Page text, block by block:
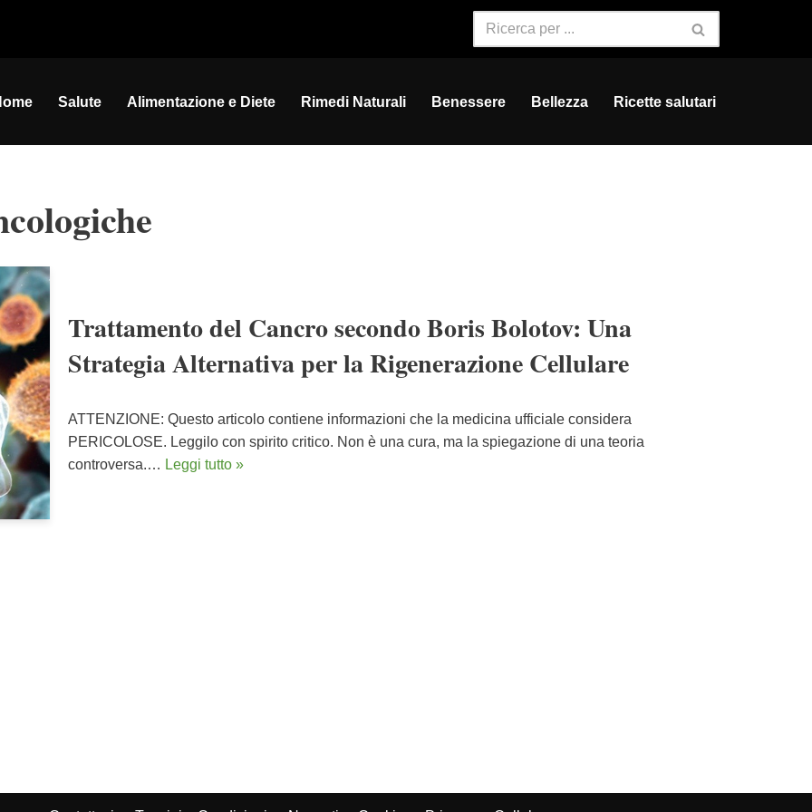
Salute Alimentazione e Diete Rimedi Naturali Benessere Bellezza Ricette salutari
Trattamento del Cancro secondo Boris Bolotov: Una
Strategia Alternativa per la Rigenerazione Cellulare
ATTENZIONE: Questo articolo contiene informazioni che la medicina ufficiale considera
PERICOLOSE. Leggilo con spirito critico. Non è una cura, ma la spiegazione di una teoria
controversa.… Leggi tutto »